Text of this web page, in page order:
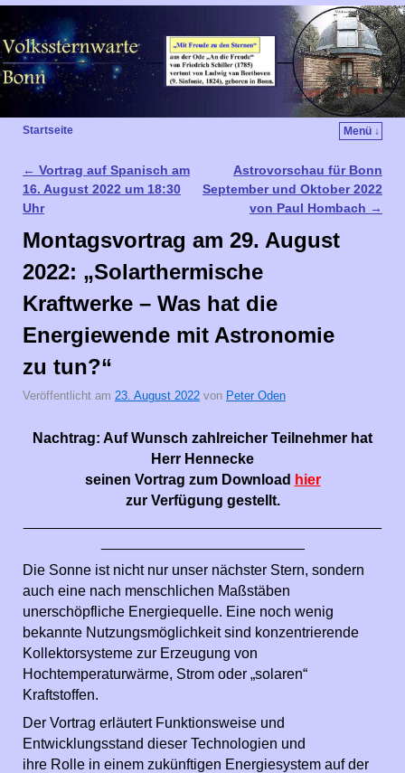
Startseite Menü ↓
Artikelnavigation
← Vortrag auf Spanisch am
16. August 2022 um 18:30
Uhr
Astrovorschau für Bonn
September und Oktober 2022
von Paul Hombach →
Montagsvortrag am 29. August
2022: „Solarthermische
Kraftwerke – Was hat die
Energiewende mit Astronomie
zu tun?“
Veröffentlicht am 23. August 2022 von Peter Oden
Nachtrag: Auf Wunsch zahlreicher Teilnehmer hat
Herr Hennecke
seinen Vortrag zum Download hier
zur Verfügung gestellt.
Die Sonne ist nicht nur unser nächster Stern, sondern
auch eine nach menschlichen Maßstäben
unerschöpfliche Energiequelle. Eine noch wenig
bekannte Nutzungsmöglichkeit sind konzentrierende
Kollektorsysteme zur Erzeugung von
Hochtemperaturwärme, Strom oder „solaren“
Kraftstoffen.
Der Vortrag erläutert Funktionsweise und
Entwicklungsstand dieser Technologien und
ihre Rolle in einem zukünftigen Energiesystem auf der